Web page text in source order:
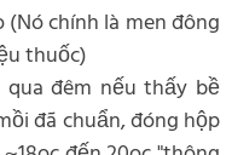
chính là men đông
thuốc)
đêm nếu thấy bề
đã chuẩn, đóng hộp